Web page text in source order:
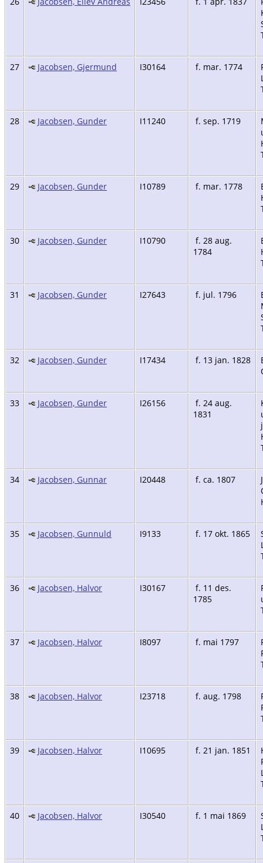
27 Jacobsen, Gjermund I30164 f. mar. 1774
28 Jacobsen, Gunder I11240 f. sep. 1719
29 Jacobsen, Gunder I10789 f. mar. 1778
30 Jacobsen, Gunder I10790
f. 28 aug.
1784
31 Jacobsen, Gunder I27643 f. jul. 1796
32 Jacobsen, Gunder I17434 f. 13 jan. 1828
33 Jacobsen, Gunder I26156
f. 24 aug.
1831
34 Jacobsen, Gunnar I20448 f. ca. 1807
35 Jacobsen, Gunnuld I9133 f. 17 okt. 1865
36 Jacobsen, Halvor I30167
f. 11 des.
1785
37 Jacobsen, Halvor I8097 f. mai 1797
38 Jacobsen, Halvor I23718 f. aug. 1798
39 Jacobsen, Halvor I10695 f. 21 jan. 1851
40 Jacobsen, Halvor I30540 f. 1 mai 1869